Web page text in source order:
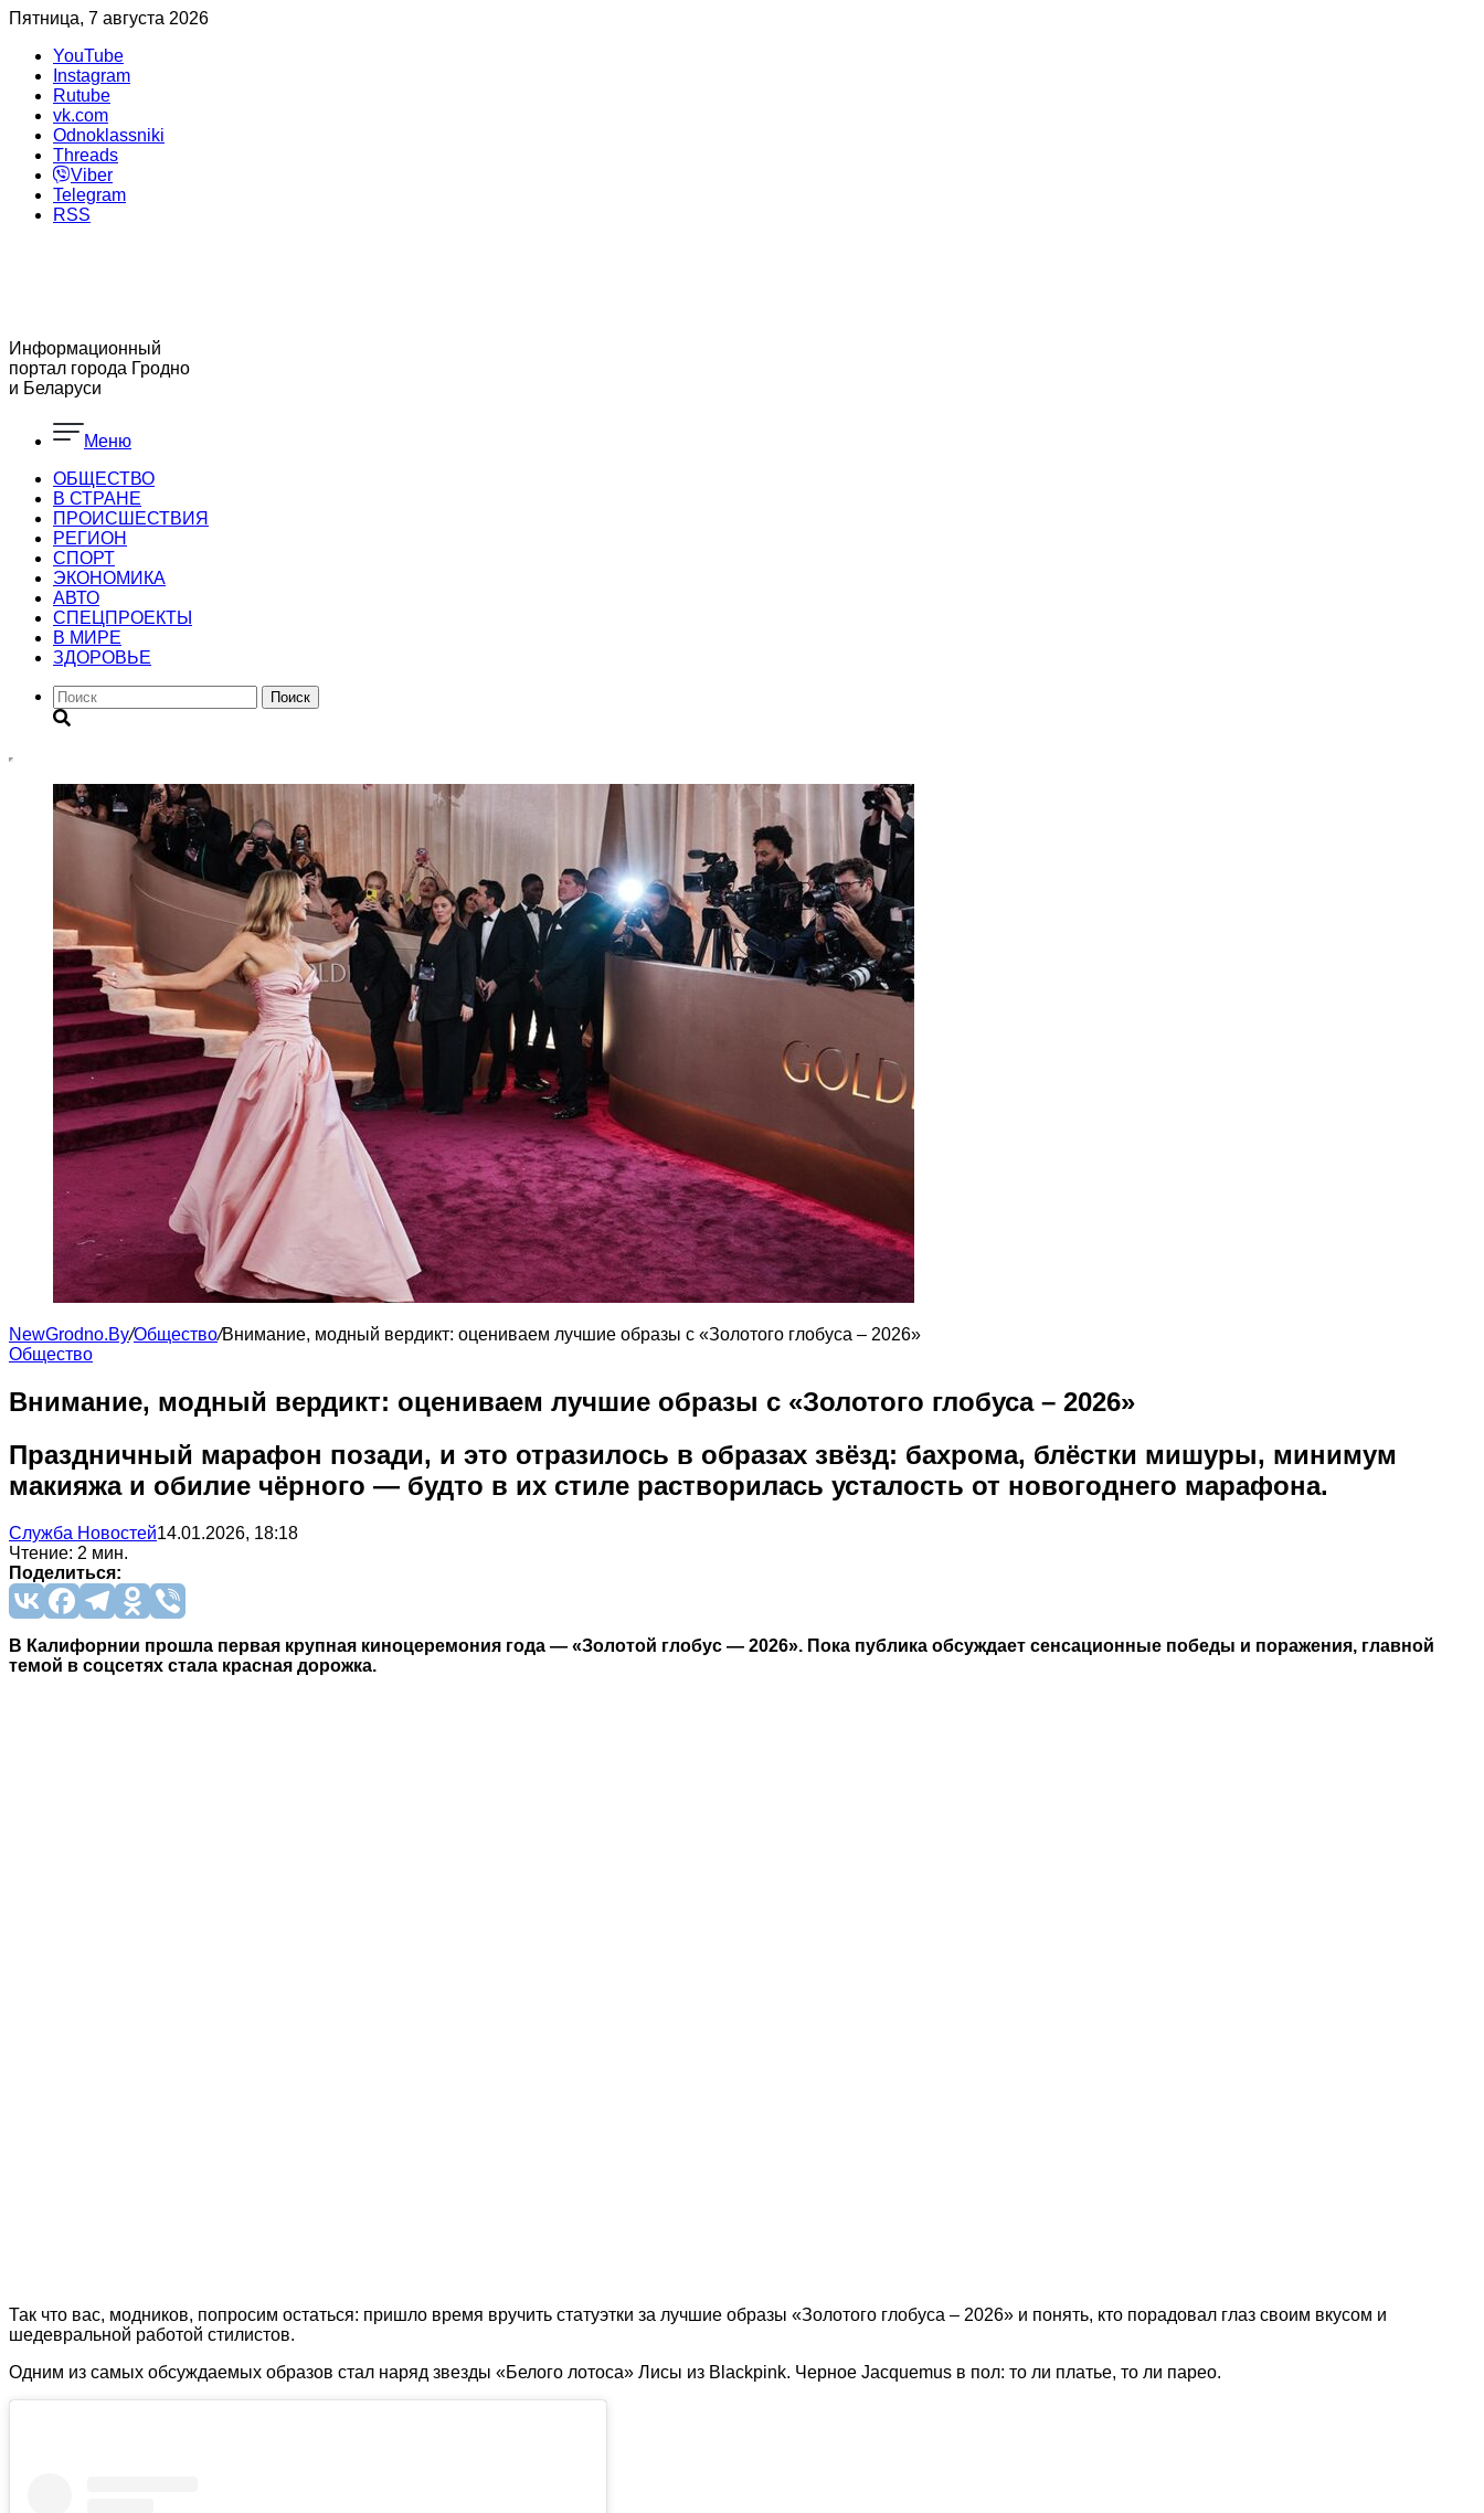
Пятница, 7 августа 2026
YouTube
Instagram
Rutube
vk.com
Odnoklassniki
Threads
Viber
Telegram
RSS
Информационный
портал города Гродно
и Беларуси
Меню
ОБЩЕСТВО
В СТРАНЕ
ПРОИСШЕСТВИЯ
РЕГИОН
CПОРТ
ЭКОНОМИКА
АВТО
СПЕЦПРОЕКТЫ
В МИРЕ
ЗДОРОВЬЕ
Поиск
NewGrodno.By/Общество/Внимание, модный вердикт: оцениваем лучшие образы с «Золотого глобуса – 2026»
Общество
Внимание, модный вердикт: оцениваем лучшие образы с «Золотого глобуса – 2026»
Праздничный марафон позади, и это отразилось в образах звёзд: бахрома, блёстки мишуры, минимум
макияжа и обилие чёрного — будто в их стиле растворилась усталость от новогоднего марафона.
Служба Новостей14.01.2026, 18:18
Чтение: 2 мин.
Поделиться:
В Калифорнии прошла первая крупная киноцеремония года — «Золотой глобус — 2026». Пока публика обсуждает сенсационные победы и поражения, главной
темой в соцсетях стала красная дорожка.
Так что вас, модников, попросим остаться: пришло время вручить статуэтки за лучшие образы «Золотого глобуса – 2026» и понять, кто порадовал глаз своим вкусом и
шедевральной работой стилистов.
Одним из самых обсуждаемых образов стал наряд звезды «Белого лотоса» Лисы из Blackpink. Черное Jacquemus в пол: то ли платье, то ли парео.